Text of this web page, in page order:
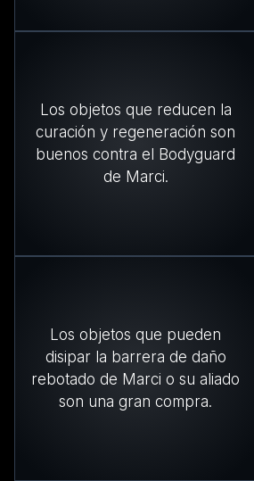
Los objetos que reducen la
curación y regeneración son
buenos contra el Bodyguard
de Marci.
Los objetos que pueden
disipar la barrera de daño
rebotado de Marci o su aliado
son una gran compra.